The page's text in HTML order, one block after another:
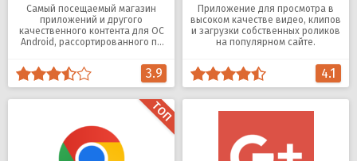
Самый посещаемый магазин
приложений и другого
качественного контента для ОС
Android, рассортированного по
3.9
Приложение для просмотра в
высоком качестве видео, клипов
и загрузки собственных роликов
на популярном сайте.
4.1